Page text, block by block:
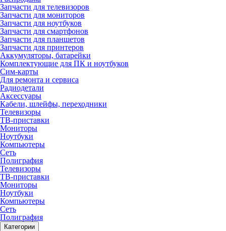
Запчасти для телевизоров
Запчасти для мониторов
Запчасти для ноутбуков
Запчасти для смартфонов
Запчасти для планшетов
Запчасти для принтеров
Аккумуляторы, батарейки
Комплектующие для ПК и ноутбуков
Сим-карты
Для ремонта и сервиса
Радиодетали
Аксессуары
Кабели, шлейфы, переходники
Телевизоры
ТВ-приставки
Мониторы
Ноутбуки
Компьютеры
Сеть
Полиграфия
Телевизоры
ТВ-приставки
Мониторы
Ноутбуки
Компьютеры
Сеть
Полиграфия
Категории